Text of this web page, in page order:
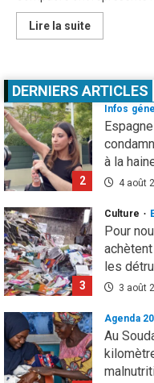
Lire la suiteEn
savoir
des
Jeux
Tokyo
:
Dominique
NANA
encourage
les
athlètes
Burkinabè
DERNIERS ARTICLES
Infos
7 août
2
Infos
à la
4 août
3
Culture
Pour
les
3 août
Agenda
Au